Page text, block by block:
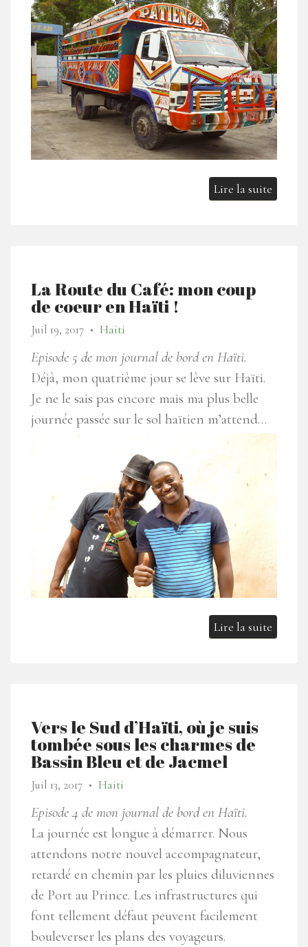
Lire la suite
La Route du Café: mon coup
de coeur en Haïti !
Juil 19, 2017 ● Haiti
Episode 5 de mon journal de bord en Haïti.
Déjà, mon quatrième jour se lève sur Haïti.
Je ne le sais pas encore mais ma plus belle
journée passée sur le sol haïtien m’attend…
Lire la suite
Vers le Sud d’Haïti, où je suis
tombée sous les charmes de
Bassin Bleu et de Jacmel
Juil 13, 2017 ● Haiti
Episode 4 de mon journal de bord en Haïti.
La journée est longue à démarrer. Nous
attendons notre nouvel accompagnateur,
retardé en chemin par les pluies diluviennes
de Port au Prince. Les infrastructures qui
font tellement défaut peuvent facilement
bouleverser les plans des voyageurs.